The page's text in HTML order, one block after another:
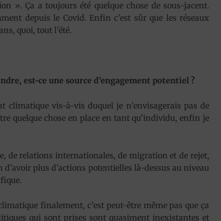
». Ça a toujours été quelque chose de sous-jacent.
depuis le Covid. Enfin c’est sûr que les réseaux
quoi, tout l’été.
est-ce une source d’engagement potentiel ?
vis-à-vis duquel je n’envisagerais pas de
quelque chose en place en tant qu’individu, enfin je
de relations internationales, de migration et de rejet,
plus d’actions potentielles là-dessus au niveau
finalement, c’est peut-être même pas que ça
qui sont prises sont quasiment inexistantes et